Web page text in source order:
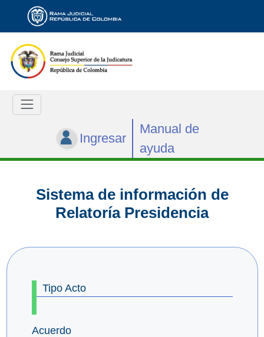
Ingresar
Manual de
ayuda
Sistema de información de
Relatoría Presidencia
Tipo Acto
Acuerdo